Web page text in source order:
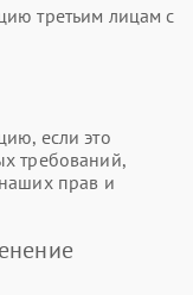
третьим лицам с
если это
требований,
прав и